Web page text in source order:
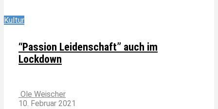
Kultur
“Passion Leidenschaft” auch im
Lockdown
Ole Weischer
10. Februar 2021